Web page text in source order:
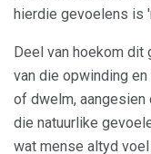
hierdie gevoelens is
Deel van hoekom dit
van die opwinding
of dwelm,
die natuurlike
wat mense altyd